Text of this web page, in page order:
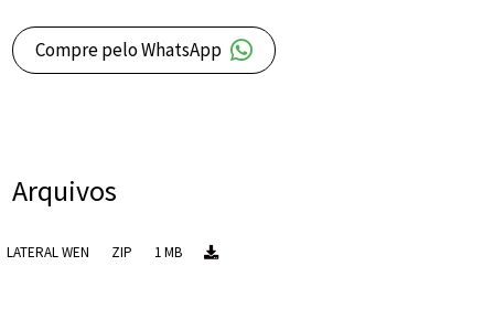
Compre pelo WhatsApp
Arquivos
LATERAL WEN ZIP 1 MB